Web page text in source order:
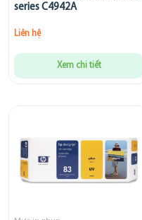
series C4942A
Liên hệ
Xem chi tiết